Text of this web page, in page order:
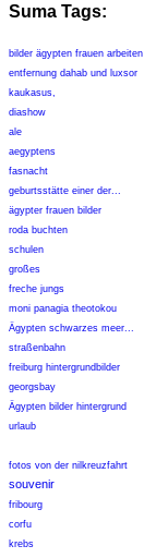
Suma Tags:
bilder ägypten frauen arbeiten
entfernung dahab und luxsor
kaukasus,
diashow
ale
aegyptens
fasnacht
geburtsstätte einer der...
ägypter frauen bilder
roda buchten
schulen
großes
freche jungs
moni panagia theotokou
Ägypten schwarzes meer...
straßenbahn
freiburg hintergrundbilder
georgsbay
Ägypten bilder hintergrund
urlaub
fotos von der nilkreuzfahrt
souvenir
fribourg
corfu
krebs